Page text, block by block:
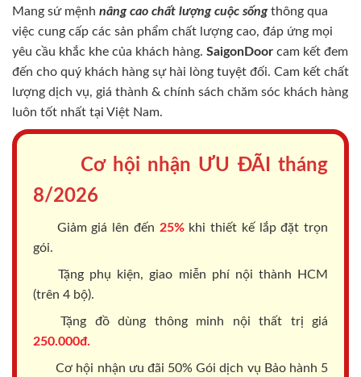
Mang sứ mệnh nâng cao chất lượng cuộc sốngthông qua
việc cung cấp các sản phẩm chất lượng cao, đáp ứng mọi
yêu cầu khắc khe của khách hàng. SaigonDoor cam kết đem
đến cho quý khách hàng sự hài lòng tuyệt đối. Cam kết chất
lượng dịch vụ, giá thành & chính sách chăm sóc khách hàng
luôn tốt nhất tại Việt Nam.
Cơ hội nhận ƯU ĐÃI tháng
8/2026
Giảm giá lên đến 25%khi thiết kế lắp đặt trọn
gói.
Tặng phụ kiện, giao miễn phí nội thành HCM
(trên 4 bộ).
Tặng đồ dùng thông minh nội thất trị giá
250.000đ.
Cơ hội nhận ưu đãi 50% Gói dịch vụ Bảo hành 5